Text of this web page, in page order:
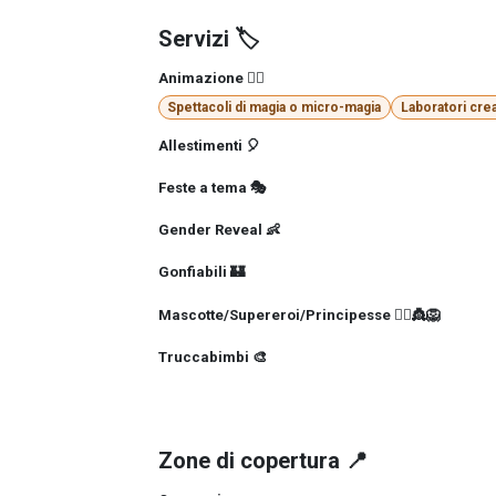
Servizi 🏷️
Animazione 🤹‍♂️
Spettacoli di magia o micro-magia Laboratori
Allestimenti 🎈
Feste a tema 🎭
Gender Reveal 👶
Gonfiabili 🏰
Mascotte/Supereroi/Principesse 🦸‍♀️👸🦁
Truccabimbi 🎨
Zone di copertura 📍